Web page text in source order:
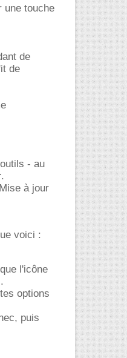
une touche
de
de
- au
.
à jour
voici :
l'icône
options
puis